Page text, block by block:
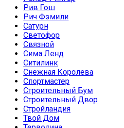
Рив Гош
Рич Фэмили
Сатурн
Светофор
Связной
Сима Ленд
Ситилинк
Снежная Королева
Спортмастер
Строительный Бум
Строительный Двор
Стройландия
Твой Дом